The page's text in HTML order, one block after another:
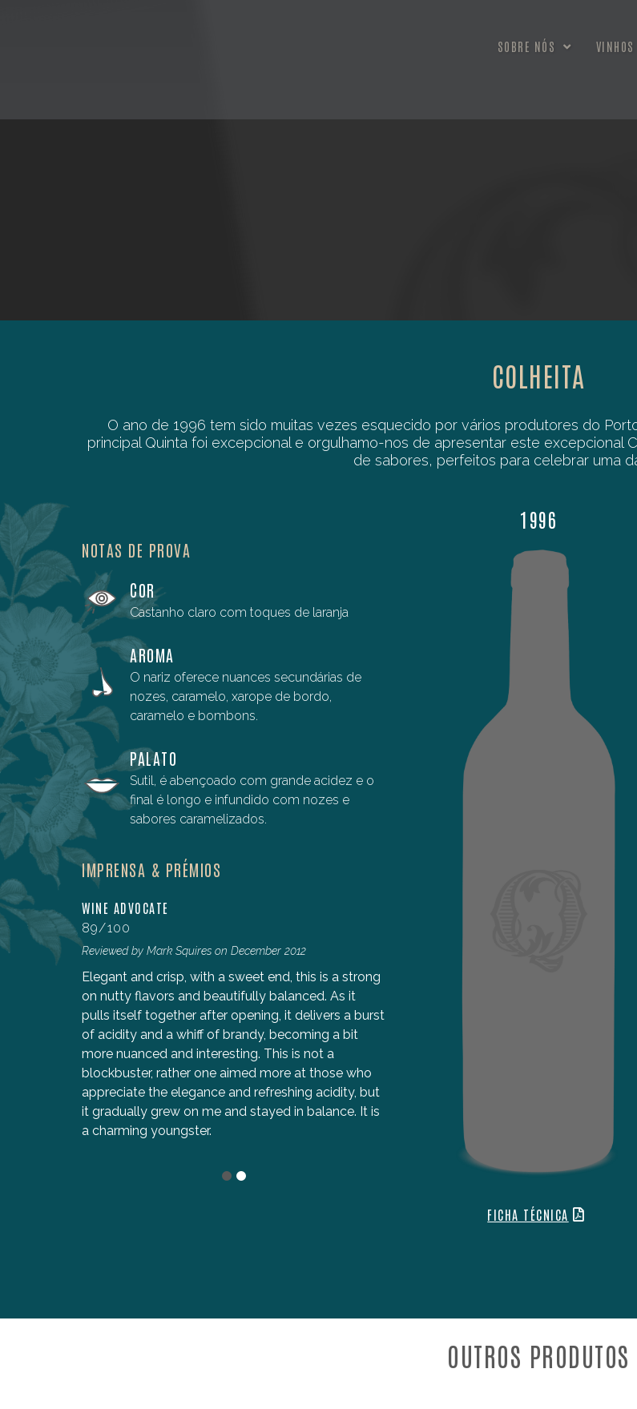
SOBRE NÓS VINHOS
COLHEITA
O ano de 1996 tem sido muitas vezes esquecido por vários produtores do
principal Quinta foi excepcional e orgulhamo-nos de apresentar este excepcional
de sabores, perfeitos para celebrar uma
1996
NOTAS DE PROVA
COR
Castanho claro com toques de laranja
AROMA
O nariz oferece nuances secundárias de
nozes, caramelo, xarope de bordo,
caramelo e bombons.
PALATO
Sutil, é abençoado com grande acidez e o
final é longo e infundido com nozes e
sabores caramelizados.
IMPRENSA & PRÉMIOS
WINE ADVOCATE
89/100
Reviewed by Mark Squires on December 2012
Elegant and crisp, with a sweet end, this is a strong
on nutty flavors and beautifully balanced. As it
pulls itself together after opening, it delivers a burst
of acidity and a whiff of brandy, becoming a bit
more nuanced and interesting. This is not a
blockbuster, rather one aimed more at those who
appreciate the elegance and refreshing acidity, but
it gradually grew on me and stayed in balance. It is
a charming youngster.
FICHA TÉCNICA
OUTROS PRODUTOS